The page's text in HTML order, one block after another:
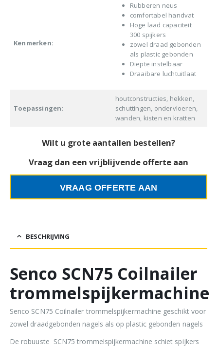
Kenmerken:
Rubberen neus
comfortabel handvat
Hoge laad capaciteit
300 spijkers
zowel draad gebonden
als plastic gebonden
Diepte instelbaar
Draaibare luchtuitlaat
Toepassingen:
houtconstructies, hekken,
schuttingen, ondervloeren,
wanden, kisten en kratten
Wilt u grote aantallen bestellen?
Vraag dan een vrijblijvende offerte aan
VRAAG OFFERTE AAN
BESCHRIJVING
Senco SCN75 Coilnailer
trommelspijkermachine
Senco SCN75 Coilnailer trommelspijkermachine geschikt voor
zowel draadgebonden nagels als op plastic gebonden nagels
De robuuste SCN75 trommelspijkermachine schiet spijkers